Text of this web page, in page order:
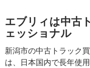
冷
凍
車
選
び
エブリィは中古
ェッショナル
新潟市の中古トラック
は、日本国内で長年使